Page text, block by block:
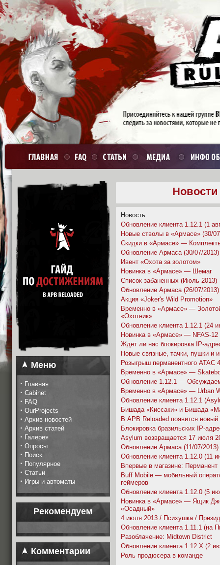
Меню
· Главная
· Cabinet
· FAQ
· OurProjects
· Архив новостей
· Архив статей
· Галерея
· Опросы
· Поиск
· Популярное
· Статьи
· Игры и автоматы
Рекомендуем
Комментарии
Новость
Обновление клиента 1.12.1 (1
Новые стволы в «Армасе» (30/
Скидки в «Армасе» —
Обновление Армаса (30/07/2013)
Ивент «Охота за золотом»
Новинка в «Армасе» — Шемаг
Список забаненных (Июль 2013)
Обновление Армаса (26/07/2013)
Акция «Joker's Wild Promotion»
Временно в «Армасе» —
«Охотник»
Обновление клиента 1.12.1 (24
Новинка в «Армасе» — NFAS-12
Ждет ли нас блокировка IP-
Новые связные, тачки, пушки и
Розыгрыш перманентного ATAC
Временно в «Армасе» —
Обновление 1.12.1 —
Временно в «Армасе» — Urban
Обновление клиента 1.12.1
Бишада «Киссаки» и Бишада
В APB Reloaded появится новый
Блокировка бразильских IP-
Asylum возвращается 17 июля
Обновление Армаса (11/07/2013)
Обновление клиента 1.12.0 (11
Впервые в магазине: Перманент
Buff Mobile — мобильный
геймеров
Обновление клиента 1.12.0 (5
Новинка в «Армасе» — Ящик
«Осадный»
4 июля 2013 / Психушка /
Обновление клиента 1.11.1 (на
Разоблачение: Midtown District
Обновление клиента 1.12.X (2
Роль продюсера в команде